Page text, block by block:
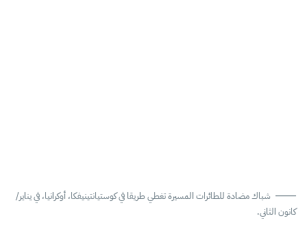
شباك مضادة للطائرات المسيرة تغطي طريقا في كوستيانتينيفكا، أوكرانيا، في يناير/
كانون الثاني.